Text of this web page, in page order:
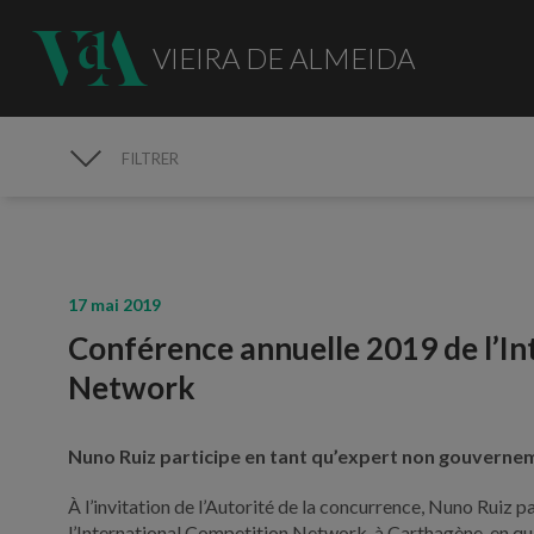
VIEIRA DE ALMEIDA
FILTRER
17 mai 2019
Conférence annuelle 2019 de
Network
Nuno Ruiz participe en tant qu’expert non
À l’invitation de l’Autorité de la concurrence, Nuno Ruiz